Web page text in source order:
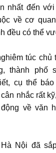
nhất đến
về cơ
đều có thể
túc chủ
thành phố
cụ thể
nhắc rất
về văn
Hà Nội đã